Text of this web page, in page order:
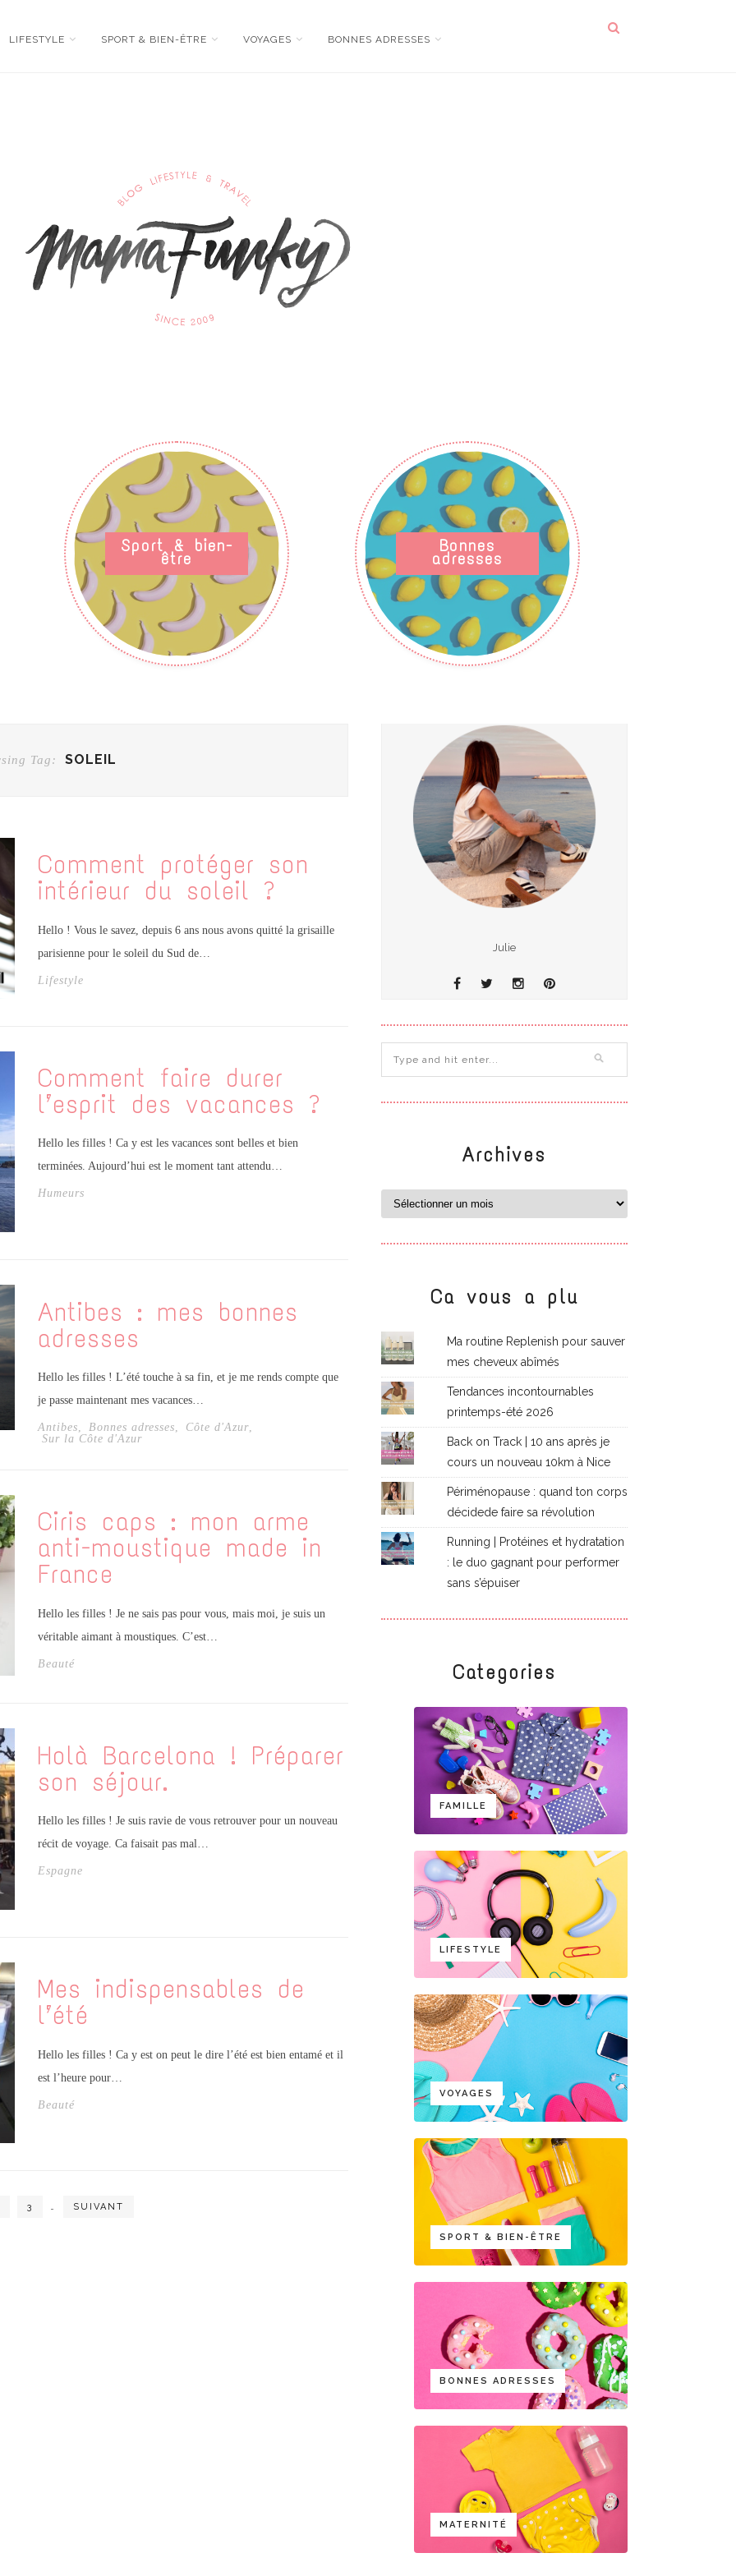
LIFESTYLE SPORT & BIEN-ÊTRE VOYAGES BONNES ADRESSES
Sport & bien-
être
Bonnes
adresses
Tag: SOLEIL
Comment protéger son
intérieur du soleil ?
Hello ! Vous le savez, depuis 6 ans nous avons quitté la grisaille
parisienne pour le soleil du Sud de…
Lifestyle
Comment faire durer
l’esprit des vacances ?
Hello les filles ! Ca y est les vacances sont belles et bien
terminées. Aujourd’hui est le moment tant attendu…
Humeurs
Antibes : mes bonnes
adresses
Hello les filles ! L’été touche à sa fin, et je me rends compte que
je passe maintenant mes vacances…
Antibes Bonnes adresses Côte d'Azur
Sur la Côte d'Azur
Ciris caps : mon arme
anti-moustique made in
France
Hello les filles ! Je ne sais pas pour vous, mais moi, je suis un
véritable aimant à moustiques. C’est…
Beauté
Holà Barcelona ! Préparer
son séjour.
Hello les filles ! Je suis ravie de vous retrouver pour un nouveau
récit de voyage. Ca faisait pas mal…
Espagne
Mes indispensables de
l’été
Hello les filles ! Ca y est on peut le dire l’été est bien entamé et il
est l’heure pour…
Beauté
3 … SUIVANT
Julie
Archives
Ca vous a plu
Ma routine Replenish pour sauver
mes cheveux abîmés
Tendances incontournables
printemps-été 2026
Back on Track | 10 ans après je
cours un nouveau 10km à Nice
Périménopause : quand ton corps
décidede faire sa révolution
Running | Protéines et hydratation
: le duo gagnant pour performer
sans s’épuiser
Categories
FAMILLE
LIFESTYLE
VOYAGES
SPORT & BIEN-ÊTRE
BONNES ADRESSES
MATERNITÉ